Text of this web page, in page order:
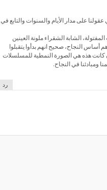
على مدار الأيام والسنوات والتابع في
الشابة الشقراء ملونة العينين
أساس النجاح، صحيح انهم بدأوا يتقبلوا
كانت هذه هي الصورة النمطية للمسلسلات
ومبادئنا في النجاح.
رد